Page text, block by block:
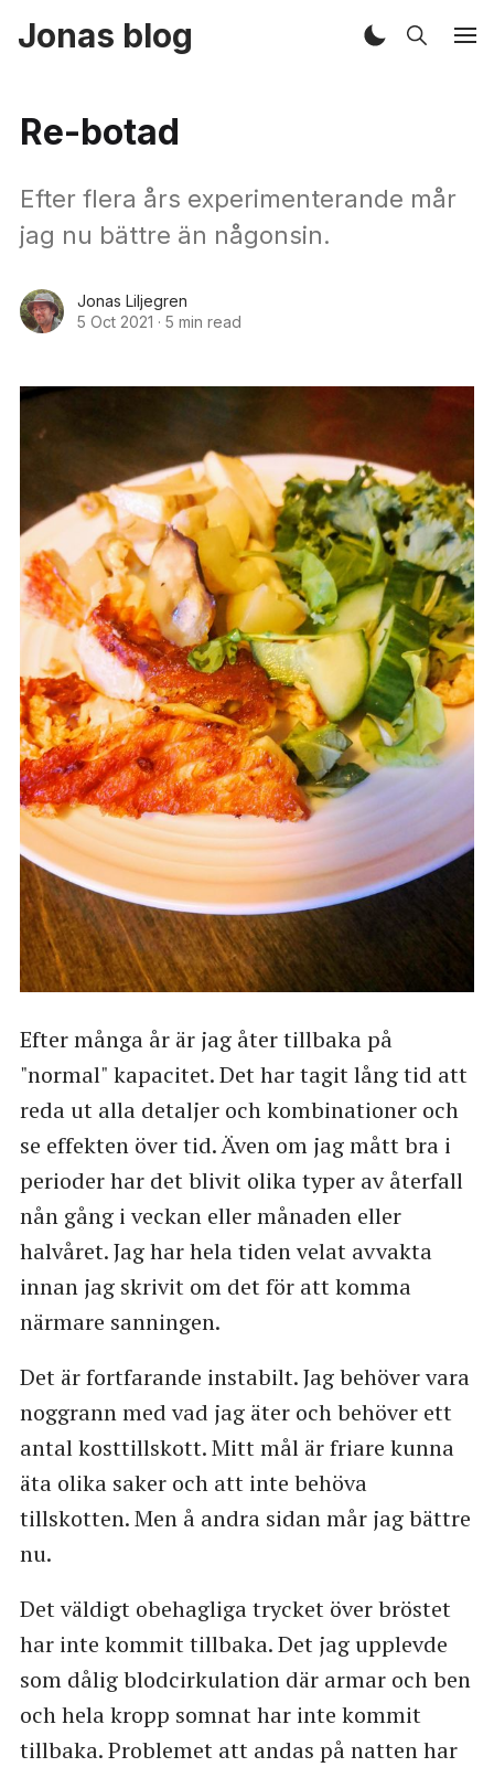
Jonas blog
Re-botad
Efter flera års experimenterande mår
jag nu bättre än någonsin.
Jonas Liljegren
5 Oct 2021 · 5 min read
Efter många år är jag åter tillbaka på
"normal" kapacitet. Det har tagit lång tid att
reda ut alla detaljer och kombinationer och
se effekten över tid. Även om jag mått bra i
perioder har det blivit olika typer av återfall
nån gång i veckan eller månaden eller
halvåret. Jag har hela tiden velat avvakta
innan jag skrivit om det för att komma
närmare sanningen.
Det är fortfarande instabilt. Jag behöver vara
noggrann med vad jag äter och behöver ett
antal kosttillskott. Mitt mål är friare kunna
äta olika saker och att inte behöva
tillskotten. Men å andra sidan mår jag bättre
nu.
Det väldigt obehagliga trycket över bröstet
har inte kommit tillbaka. Det jag upplevde
som dålig blodcirkulation där armar och ben
och hela kropp somnat har inte kommit
tillbaka. Problemet att andas på natten har